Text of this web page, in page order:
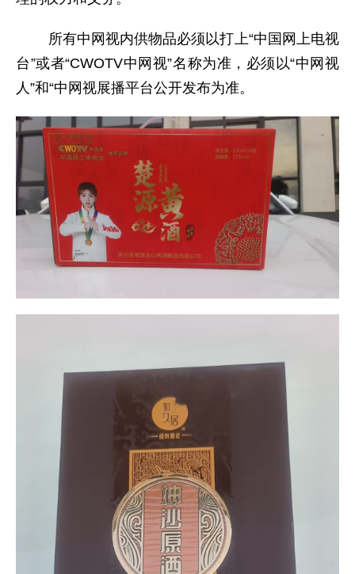
所有中网视内供物品必须以打上“中国网上电视
台”或者“CWOTV中网视”名称为准，必须以“中网视
人”和“中网视展播平台公开发布为准。